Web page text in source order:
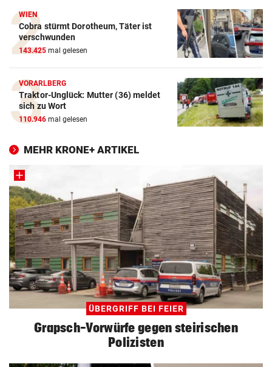
WIEN
Cobra stürmt Dorotheum, Täter ist
verschwunden
143.425 mal gelesen
VORARLBERG
Traktor-Unglück: Mutter (36) meldet
sich zu Wort
110.946 mal gelesen
MEHR KRONE+ ARTIKEL
ÜBERGRIFF BEI FEIER
Grapsch-Vorwürfe gegen steirischen
Polizisten